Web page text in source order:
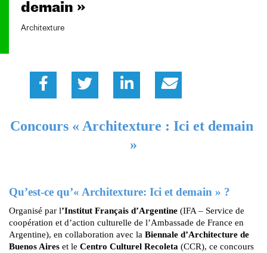
demain »
Architexture
Concours « Architexture : Ici et demain
»
Qu’est-ce qu’« Architexture: Ici et demain » ?
Organisé par l’Institut Français d’Argentine (IFA – Service de
coopération et d’action culturelle de l’Ambassade de France en
Argentine), en collaboration avec la Biennale d’Architecture de
Buenos Aires et le Centro Culturel Recoleta (CCR), ce concours